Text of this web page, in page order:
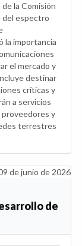
la Comisión
del espectro
la importancia
el mercado y
destinar
críticas y
a servicios
proveedores y
terrestres
de junio de 2026
de